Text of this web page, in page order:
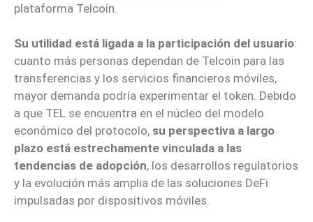
plataforma Telcoin.
Su utilidad está ligada a la participación del usuario:
cuanto más personas dependan de Telcoin para las
transferencias y los servicios financieros móviles,
mayor demanda podría experimentar el token. Debido
a que TEL se encuentra en el núcleo del modelo
económico del protocolo, su perspectiva a largo
plazo está estrechamente vinculada a las
tendencias de adopción, los desarrollos regulatorios
y la evolución más amplia de las soluciones DeFi
impulsadas por dispositivos móviles.